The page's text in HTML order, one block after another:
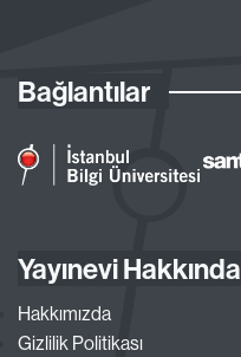
Bağlantılar
Yayınevi Hakkında
Hakkımızda
Gizlilik Politikası